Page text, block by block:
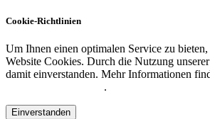
Cookie-Richtlinien
Um Ihnen einen optimalen Service zu
Website Cookies. Durch die Nutzung
damit einverstanden. Mehr Informationen
.
Einverstanden